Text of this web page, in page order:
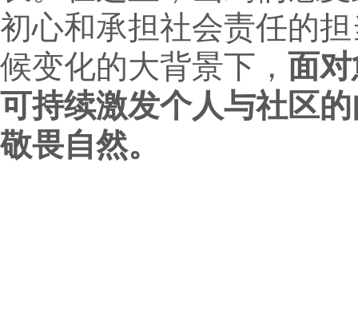
初心和承担社会责任的
候变化的大背景下， 面
可持续激发个人与社区
敬畏自然。